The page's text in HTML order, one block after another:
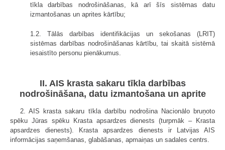
tīkla darbības nodrošināšanas, kā arī šīs sistēmas datu
izmantošanas un aprites kārtību;
1.2. Tālās darbības identifikācijas un sekošanas (LRIT)
sistēmas darbības nodrošināšanas kārtību, tai skaitā sistēmā
iesaistīto personu pienākumus.
II. AIS krasta sakaru tīkla darbības
nodrošināšana, datu izmantošana un aprite
2. AIS krasta sakaru tīkla darbību nodrošina Nacionālo bruņoto
spēku Jūras spēku Krasta apsardzes dienests (turpmāk – Krasta
apsardzes dienests). Krasta apsardzes dienests ir Latvijas AIS
informācijas saņemšanas, glabāšanas, apmaiņas un sadales centrs.